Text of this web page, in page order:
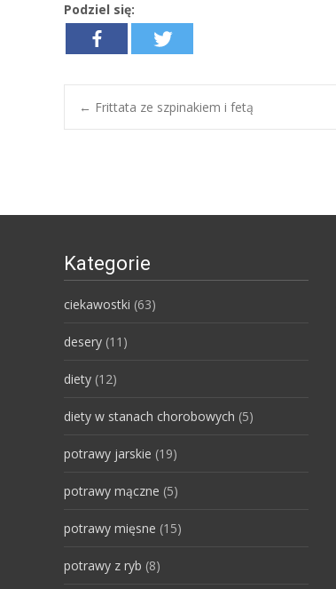
Podziel się:
← Frittata ze szpinakiem i fetą
Kategorie
ciekawostki (63)
desery (11)
diety (12)
diety w stanach chorobowych (5)
potrawy jarskie (19)
potrawy mączne (5)
potrawy mięsne (15)
potrawy z ryb (8)